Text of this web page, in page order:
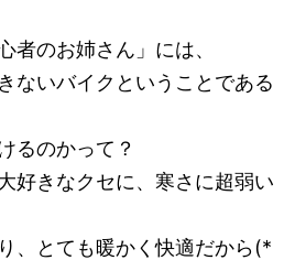
者のお姉さん」には、
ないバイクということである
るのかって？
好きなクセに、寒さに超弱い
、とても暖かく快適だから(*